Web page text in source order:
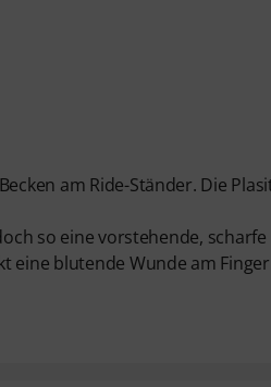
am Ride-Ständer. Die
so eine vorstehende,
blutende Wunde am